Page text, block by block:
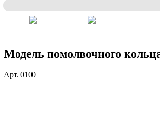
Модель помолвочного
Арт. 0100